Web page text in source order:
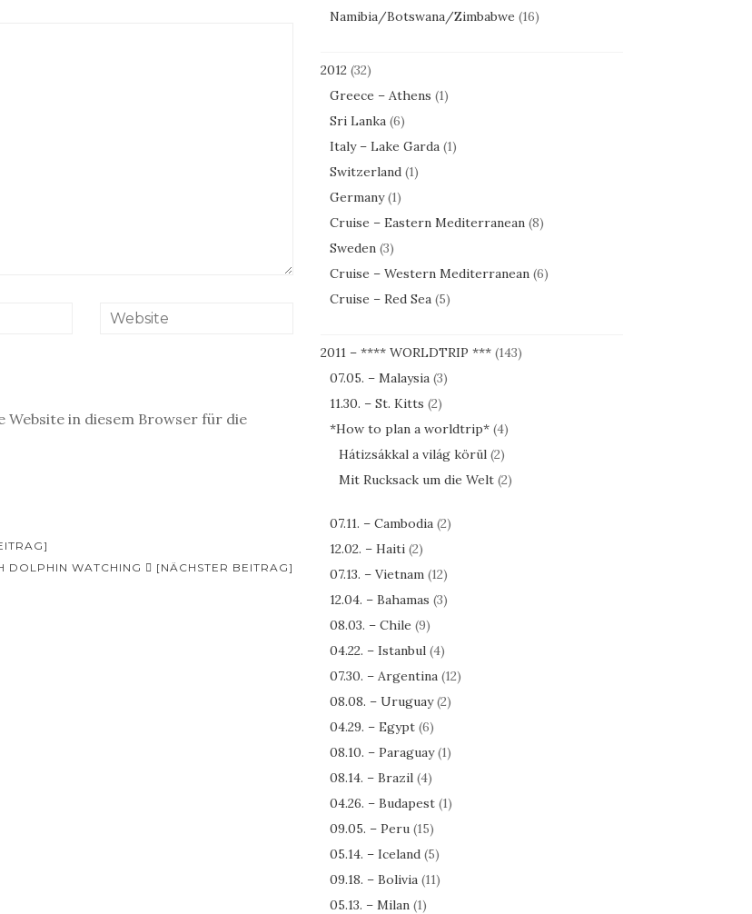
Website in diesem Browser für die
DOLPHIN WATCHING
[NÄCHSTER BEITRAG]
Namibia/Botswana/Zimbabwe (16)
2012(32)
Greece – Athens (1)
Sri Lanka(6)
Italy – Lake Garda(1)
Switzerland(1)
Germany(1)
Cruise – Eastern Mediterranean(8)
Sweden(3)
Cruise – Western Mediterranean(6)
Cruise – Red Sea(5)
2011 – **** WORLDTRIP ***(143)
07.05. – Malaysia(3)
11.30. – St. Kitts (2)
*How to plan a worldtrip*(4)
Hátizsákkal a világ körül(2)
Mit Rucksack um die Welt(2)
07.11. – Cambodia(2)
12.02. – Haiti(2)
07.13. – Vietnam(12)
12.04. – Bahamas (3)
08.03. – Chile (9)
04.22. – Istanbul(4)
07.30. – Argentina(12)
08.08. – Uruguay(2)
04.29. – Egypt(6)
08.10. – Paraguay(1)
08.14. – Brazil(4)
04.26. – Budapest(1)
09.05. – Peru(15)
05.14. – Iceland(5)
09.18. – Bolivia(11)
05.13. – Milan(1)